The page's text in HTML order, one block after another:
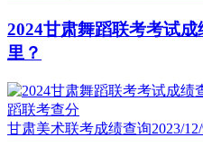
2024甘肃舞蹈联考考试
里？
甘肃美术联考成绩查询2023/